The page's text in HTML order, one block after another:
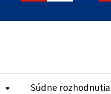
Súdne rozhodnutia